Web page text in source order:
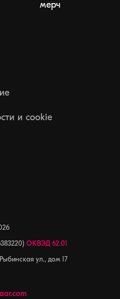
мерч
и cookie
ОКВЭД 62.01
ул., дом 17